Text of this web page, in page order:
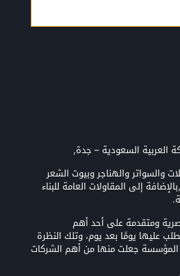
السعودية – جدة,
والسواتر والهناجر وبيوت الشعر
إلى المقاولات العامة للبناء
ومتقدمة على أحد أهم
عليها يومًا بعد يوم، وتلك النظرة
المؤسسة جعلت منها من أهم الشركات